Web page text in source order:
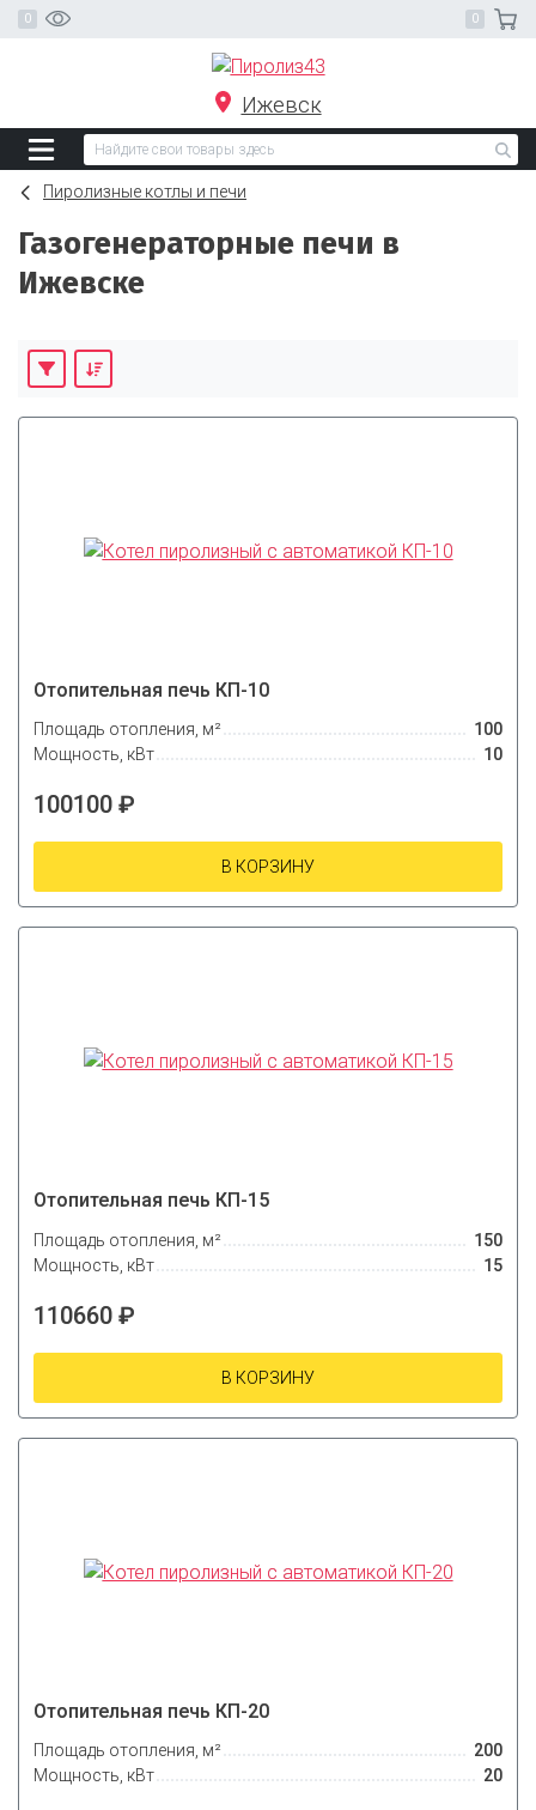
Ижевск
Пиролизные котлы и печи
Газогенераторные печи в
Ижевске
Отопительная печь КП-10
Площадь отопления, м²
100
Мощность, кВт
10
100100 ₽
В КОРЗИНУ
Отопительная печь КП-15
Площадь отопления, м²
150
Мощность, кВт
15
110660 ₽
В КОРЗИНУ
Отопительная печь КП-20
Площадь отопления, м²
200
Мощность, кВт
20